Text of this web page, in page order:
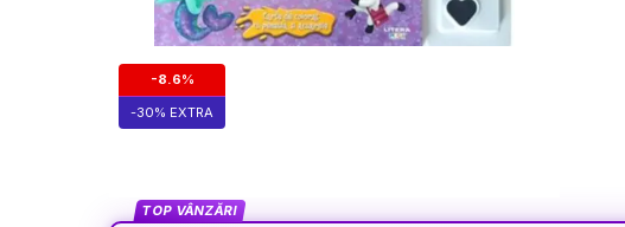
-8.6%
-30% EXTRA
TOP VÂNZĂRI